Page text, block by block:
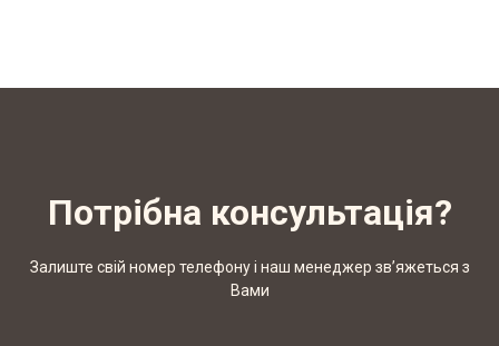
Потрібна консультація?
Залиште свій номер телефону і наш менеджер зв’яжеться з
Вами